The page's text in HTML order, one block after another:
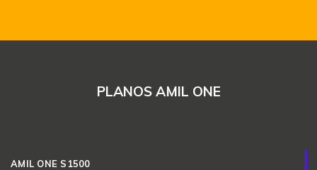
PLANOS AMIL ONE
AMIL ONE S1500